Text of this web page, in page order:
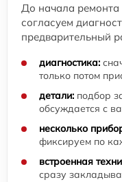
До начала
согласуем
предварительный
диагностика:
только потом
детали: подбор
обсуждается с
несколько
фиксируем по
встроенная
сразу